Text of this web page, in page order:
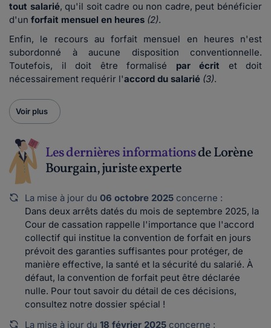
tout salarié, qu'il soit cadre ou non cadre, peut bénéficier
d'un forfait mensuel en heures (2).
Enfin, le recours au forfait mensuel en heures n'est
subordonné à aucune disposition conventionnelle.
Toutefois, il doit être formalisé par écrit et doit
nécessairement requérir l'accord du salarié (3).
Voir plus
Les dernières informationsde Lorène
Bourgain, juriste experte
La mise à jour du 06 octobre 2025 concerne :
Dans deux arrêts datés du mois de septembre 2025, la
Cour de cassation rappelle l'importance que l'accord
collectif qui institue la convention de forfait en jours
prévoit des garanties suffisantes pour protéger, de
manière effective, la santé et la sécurité du salarié. À
défaut, la convention de forfait peut être déclarée
nulle. Pour tout savoir du détail de ces décisions,
consultez notre dossier spécial !
La mise à jour du 18 février 2025 concerne :